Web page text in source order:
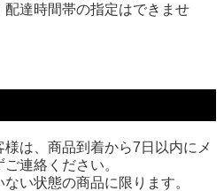
達時間帯の指定はできませ
は、商品到着から7日以内にメ
連絡ください。
い状態の商品に限ります。